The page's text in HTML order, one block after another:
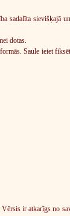
sadalīta
dotas.
Saule ieiet
ir atkarīgs no